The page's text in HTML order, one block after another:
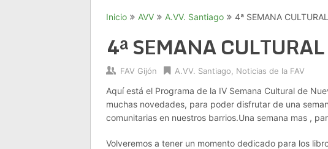
Inicio AVV A.VV. Santiago 4ª SEMANA CULTURAL
4ª SEMANA CULTURAL
FAV Gijón A.VV. Santiago Noticias de la FAV
Aquí está el Programa de la IV Semana Cultural de
muchas novedades, para poder disfrutar de una
comunitarias en nuestros barrios.Una semana mas ,
Volveremos a tener un momento dedicado para los